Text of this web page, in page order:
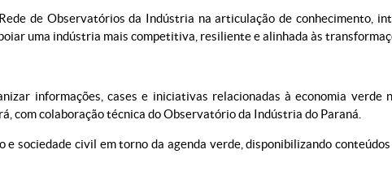
de Observatórios da Indústria na articulação de conhecimento,
uma indústria mais competitiva, resiliente e alinhada às
informações, cases e iniciativas relacionadas à economia
com colaboração técnica do Observatório da Indústria do Paraná.
sociedade civil em torno da agenda verde, disponibilizando